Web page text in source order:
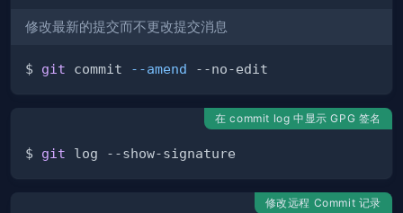
修改最新的提交而不更改提交消息
$ git commit --amend
在 commit log 中显示 GPG 签名
$ git
修改远程 Commit 记录